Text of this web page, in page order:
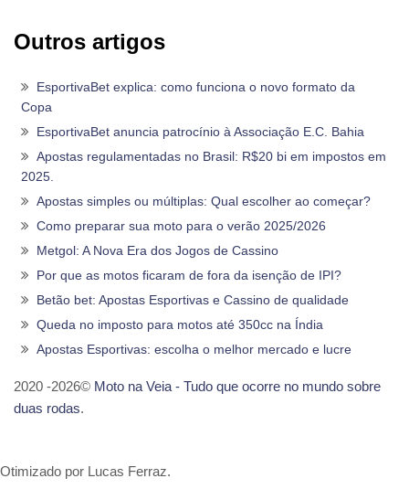
Outros artigos
EsportivaBet explica: como funciona o novo formato da
Copa
EsportivaBet anuncia patrocínio à Associação E.C. Bahia
Apostas regulamentadas no Brasil: R$20 bi em impostos em
2025.
Apostas simples ou múltiplas: Qual escolher ao começar?
Como preparar sua moto para o verão 2025/2026
Metgol: A Nova Era dos Jogos de Cassino
Por que as motos ficaram de fora da isenção de IPI?
Betão bet: Apostas Esportivas e Cassino de qualidade
Queda no imposto para motos até 350cc na Índia
Apostas Esportivas: escolha o melhor mercado e lucre
2020 -2026© Moto na Veia - Tudo que ocorre no mundo sobre
duas rodas.
Otimizado por Lucas Ferraz.